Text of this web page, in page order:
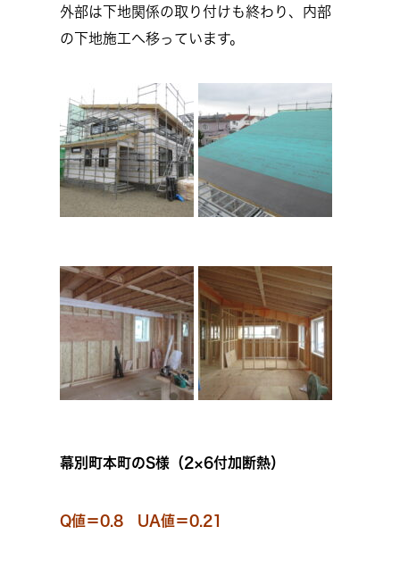
外部は下地関係の取り付けも終わり、内部
の下地施工へ移っています。
幕別町本町のS様（2×6付加断熱）
Q値＝0.8 UA値＝0.21